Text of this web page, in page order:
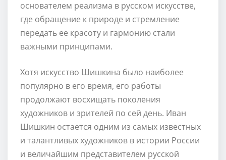
основателем реализма в русском искусстве,
где обращение к природе и стремление
передать ее красоту и гармонию стали
важными принципами.
Хотя искусство Шишкина было наиболее
популярно в его время, его работы
продолжают восхищать поколения
художников и зрителей по сей день. Иван
Шишкин остается одним из самых известных
и талантливых художников в истории России
и величайшим представителем русской